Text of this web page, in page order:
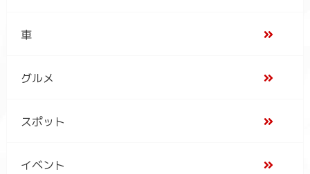
車
グルメ
スポット
イベント